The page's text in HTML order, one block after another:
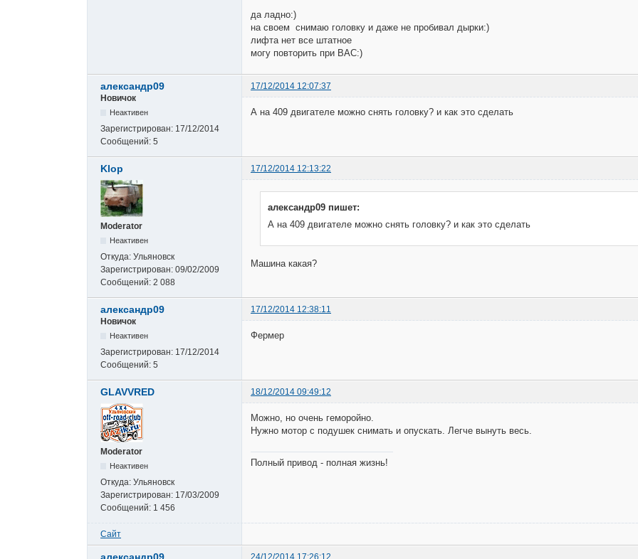
да ладно:)
на своем снимаю головку и даже не пробивал дырки:)
лифта нет все штатное
могу повторить при ВАС:)
александр09
17/12/2014 12:07:37
Новичок
Неактивен
Зарегистрирован: 17/12/2014
Сообщений: 5
А на 409 двигателе можно снять головку? и как это сделать
Klop 17/12/2014 12:13:22
Moderator
Неактивен
Откуда: Ульяновск
Зарегистрирован: 09/02/2009
Сообщений: 2 088
александр09 пишет:
А на 409 двигателе можно снять головку? и как это сделать
Машина какая?
александр09
17/12/2014 12:38:11
Новичок
Неактивен
Зарегистрирован: 17/12/2014
Сообщений: 5
Фермер
GLAVVRED 18/12/2014 09:49:12
Moderator
Неактивен
Откуда: Ульяновск
Зарегистрирован: 17/03/2009
Сообщений: 1 456
Можно, но очень геморойно.
Нужно мотор с подушек снимать и опускать. Легче вынуть весь.
Полный привод - полная жизнь!
Сайт
александр09 24/12/2014 17:26:12